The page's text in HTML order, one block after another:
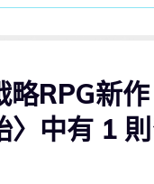
RPG新
〉中有 1